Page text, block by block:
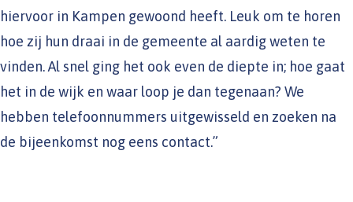
hiervoor in Kampen gewoond heeft. Leuk om te horen
hoe zij hun draai in de gemeente al aardig weten te
vinden. Al snel ging het ook even de diepte in; hoe gaat
het in de wijk en waar loop je dan tegenaan? We
hebben telefoonnummers uitgewisseld en zoeken na
de bijeenkomst nog eens contact.”